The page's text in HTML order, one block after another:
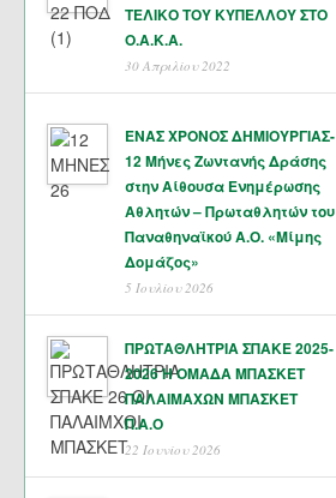
ΤΕΛΙΚΟ ΤΟΥ ΚΥΠΕΛΛΟΥ ΣΤΟ
Ο.Α.Κ.Α.
30 Απριλίου 2022
ΕΝΑΣ ΧΡΟΝΟΣ ΔΗΜΙΟΥΡΓΙΑΣ-
12 Μήνες Ζωντανής Δράσης
στην Αίθουσα Ενημέρωσης
Αθλητών – Πρωταθλητών του
Παναθηναϊκού Α.Ο. «Μίμης
Δομάζος»
5 Ιουλίου 2026
ΠΡΩΤΑΘΛΗΤΡΙΑ ΣΠΑΚΕ 2025-
2026 Η ΟΜΑΔΑ ΜΠΑΣΚΕΤ
ΠΑΛΑΙΜΑΧΩΝ ΜΠΑΣΚΕΤ
Π.Α.Ο
22 Ιουνίου 2026